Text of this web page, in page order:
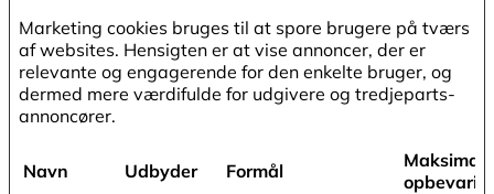
Marketing cookies bruges til at spore brugere på tværs
af websites. Hensigten er at vise annoncer, der er
relevante og engagerende for den enkelte bruger, og
dermed mere værdifulde for udgivere og tredjeparts-
annoncører.
Navn Udbyder Formål
Maksimal